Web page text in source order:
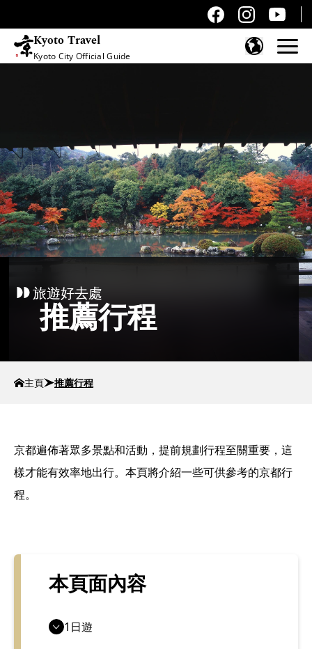
Kyoto Travel
Kyoto City Official Guide
旅遊好去處
推薦行程
主頁 推薦行程
京都遍佈著眾多景點和活動，提前規劃行程至關重要，這
樣才能有效率地出行。本頁將介紹一些可供參考的京都行
程。
本頁面內容
1日遊